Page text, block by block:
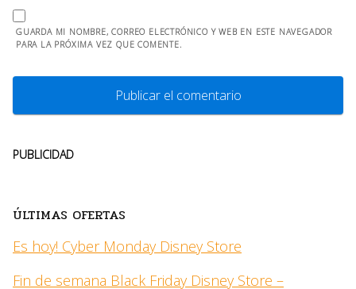
GUARDA MI NOMBRE, CORREO ELECTRÓNICO Y WEB EN ESTE NAVEGADOR
PARA LA PRÓXIMA VEZ QUE COMENTE.
PUBLICIDAD
ÚLTIMAS OFERTAS
Es hoy! Cyber Monday Disney Store
Fin de semana Black Friday Disney Store –